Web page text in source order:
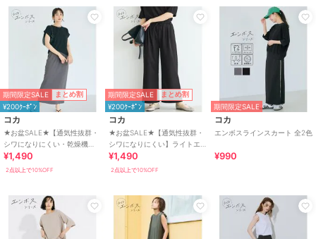
期間限定SALE まとめ割
¥200ｸｰﾎﾟﾝ
コカ
★お盆SALE★【通気性抜群・
シワになりにくい・乾燥機
OK】ライトエンボスIラインス
カート 全2色
¥1,490
2点以上で10%OFF
期間限定SALE まとめ割
¥200ｸｰﾎﾟﾝ
コカ
★お盆SALE★【通気性抜群・
シワになりにくい】ライトエ
ンボスタックワイドイージー
パンツ 全2色
¥1,490
2点以上で10%OFF
期間限定SALE
コカ
エンボスラインスカート 全2色
¥990